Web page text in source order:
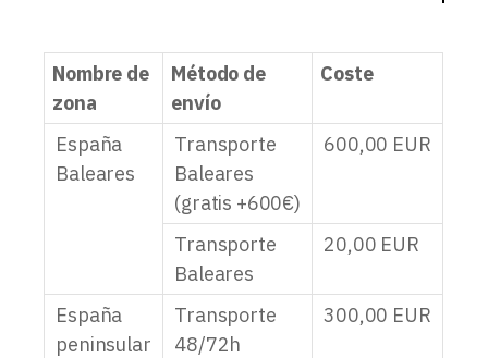
Nombre de
zona
Método de
envío
Coste
España
Baleares
Transporte
Baleares
(gratis +600€)
600,00 EUR
Transporte
Baleares
20,00 EUR
España
peninsular
Transporte
48/72h
300,00 EUR